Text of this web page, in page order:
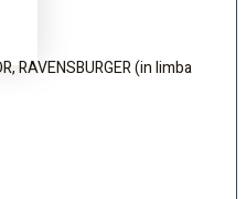
RAVENSBURGER (in limba